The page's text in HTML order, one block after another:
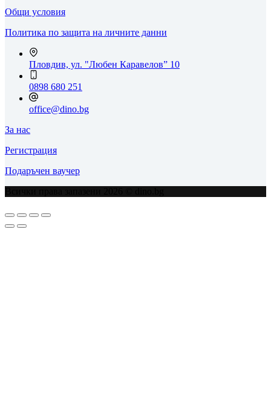
Общи условия
Политика по защита на личните данни
Пловдив, ул. "Любен Каравелов” 10
0898 680 251
office@dino.bg
За нас
Регистрация
Подаръчен ваучер